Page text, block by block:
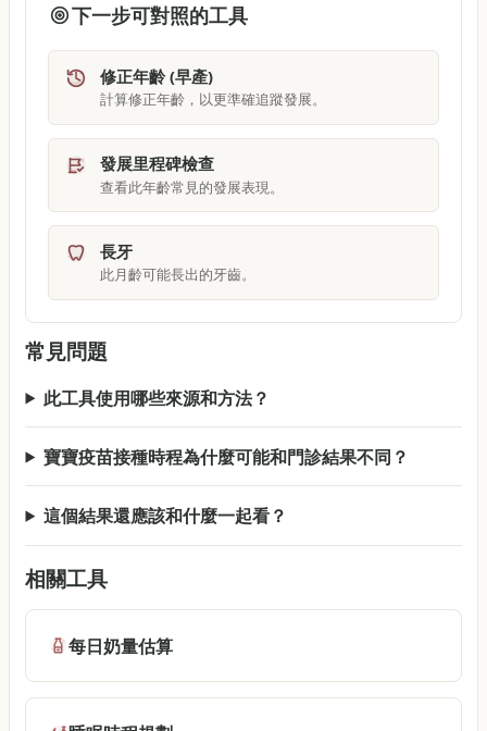
下一步可對照的工具
修正年齡 (早產)
計算修正年齡，以更準確追蹤發展。
發展里程碑檢查
查看此年齡常見的發展表現。
長牙
此月齡可能長出的牙齒。
常見問題
此工具使用哪些來源和方法？
寶寶疫苗接種時程為什麼可能和門診結果不同？
這個結果還應該和什麼一起看？
相關工具
每日奶量估算